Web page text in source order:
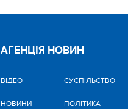
АГЕНЦІЯ НОВИН
ВІДЕО
НОВИНИ
CУСПІЛЬСТВО
ПОЛІТИКА